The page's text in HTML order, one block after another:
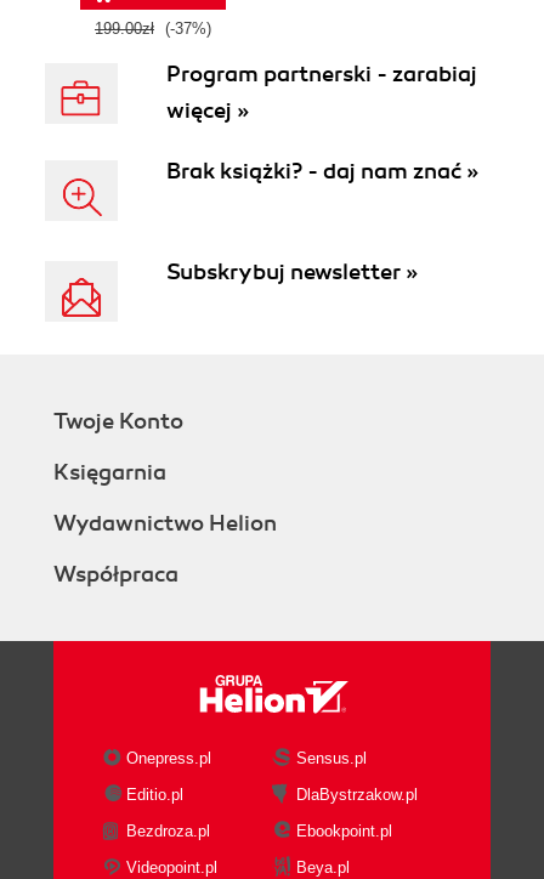
199.00zł (-37%)
Program partnerski - zarabiaj
więcej »
Brak książki? - daj nam znać »
Subskrybuj newsletter »
Twoje Konto
Księgarnia
Wydawnictwo Helion
Współpraca
Onepress.pl
Sensus.pl
Editio.pl
DlaBystrzakow.pl
Bezdroza.pl
Ebookpoint.pl
Videopoint.pl
Beya.pl